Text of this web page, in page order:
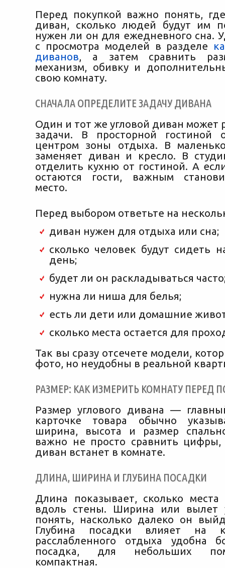
Перед покупкой важно понять,
диван, сколько людей будут им
нужен ли он для ежедневного сна.
с просмотра моделей в разделе
диванов, а затем сравнить
механизм, обивку и
свою комнату.
СНАЧАЛА ОПРЕДЕЛИТЕ ЗАДАЧУ ДИВАНА
Один и тот же угловой диван может
задачи. В просторной гостиной
центром зоны отдыха. В
заменяет диван и кресло. В
отделить кухню от гостиной. А
остаются гости, важным
место.
Перед выбором ответьте на
диван нужен для отдыха или сна;
сколько человек будут сидеть
день;
будет ли он раскладываться
нужна ли ниша для белья;
есть ли дети или домашние
сколько места остается для
Так вы сразу отсечете модели,
фото, но неудобны в реальной
РАЗМЕР: КАК ИЗМЕРИТЬ КОМНАТУ ПЕРЕД
Размер углового дивана —
карточке товара обычно
ширина, высота и размер
важно не просто сравнить цифры,
диван встанет в комнате.
ДЛИНА, ШИРИНА И ГЛУБИНА ПОСАДКИ
Длина показывает, сколько
вдоль стены. Ширина или вылет
понять, насколько далеко он
Глубина посадки влияет на
расслабленного отдыха удобна
посадка, для небольших
компактная.